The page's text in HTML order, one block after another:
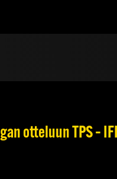
otteluun TPS –